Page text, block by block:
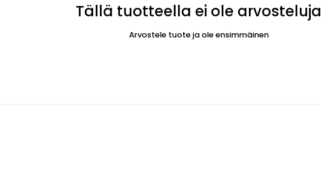
Tällä tuotteella ei ole arvosteluja
Arvostele tuote ja ole ensimmäinen